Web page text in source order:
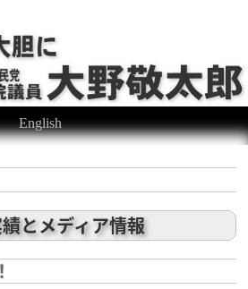
English
とメディア情報